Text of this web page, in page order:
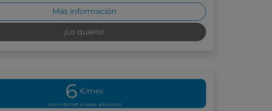
Más información
¡Lo quiero!
6 €/mes
con internet o línea adicional